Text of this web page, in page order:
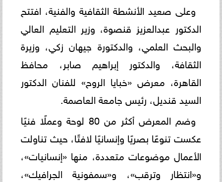
وعلى صعيد الأنشطة الثقافية والفنية، افتتح
الدكتور عبدالعزيز قنصوة، وزير التعليم العالي
والبحث العلمي، والدكتورة جيهان زكي، وزيرة
الثقافة، والدكتور إبراهيم صابر، محافظ
القاهرة، معرض «خبايا الروح» للفنان الدكتور
السيد قنديل، رئيس جامعة العاصمة.
وضم المعرض أكثر من 80 لوحة وعملًا فنيًا
عكست تنوعًا بصريًا وإنسانيًا لافتًا، حيث تناولت
الأعمال موضوعات متعددة، منها «إنسانيات»،
و«انتظار وترقب»، و«سمفونية الجرافيك»،